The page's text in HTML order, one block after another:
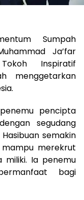
Sumpah
Ja’far
Inspiratif
menggetarkan
pencipta
segudang
semakin
merekrut
miliki. Ia penemu
bagi